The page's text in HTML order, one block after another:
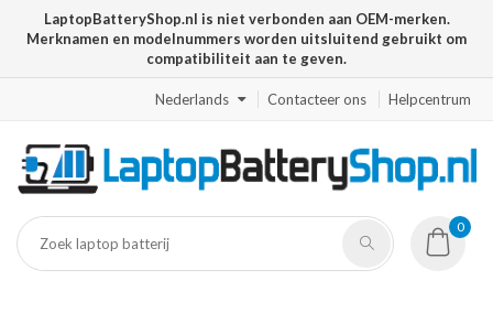
LaptopBatteryShop.nl is niet verbonden aan OEM-merken.
Merknamen en modelnummers worden uitsluitend gebruikt om
compatibiliteit aan te geven.
Nederlands Contacteer ons Helpcentrum
0